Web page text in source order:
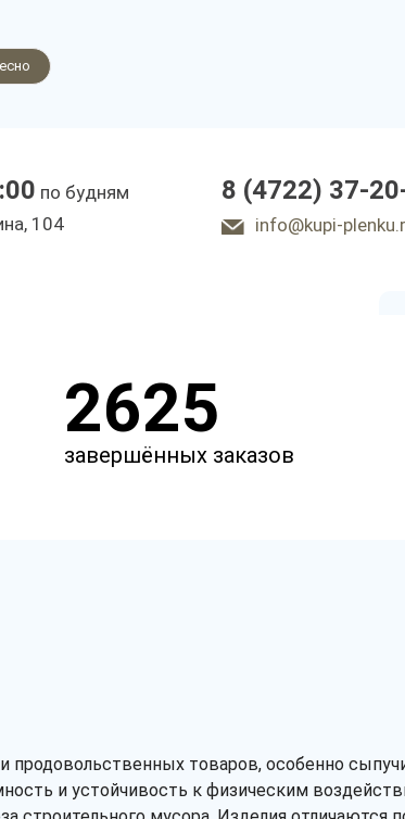
по будням
104
8 (4722) 37-
info@kupi-
2625
завершённых заказов
товаров, особенно
и устойчивость к физическим